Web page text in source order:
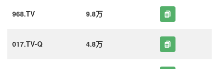
968.TV 9.8万
017.TV-Q 4.8万